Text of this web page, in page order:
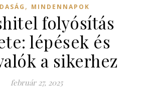
, MINDENNAPOK
folyósítás
lépések és
a sikerhez
február 27, 2025